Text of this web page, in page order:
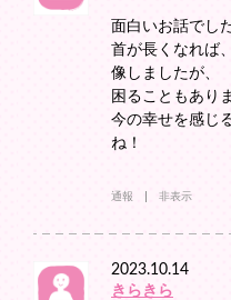
面白いお話でし
首が長くなれば
像しましたが、
困ることもあり
今の幸せを感じ
ね！
通報 非表示
2023.10.14
きらきら